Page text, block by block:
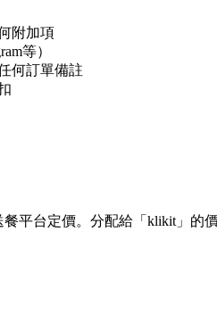
附加項
等）
何訂單備註
平台定價。分配給「klikit」的